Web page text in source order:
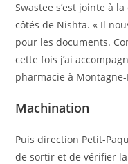
Swastee s’est jointe à
côtés de Nishta. « Il
pour les documents.
cette fois j’ai
pharmacie à
Machination
Puis direction Petit-
de sortir et de vérifier